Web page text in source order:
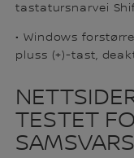
tastatursnarvei
• Windows
pluss (+)-tast,
TESTET